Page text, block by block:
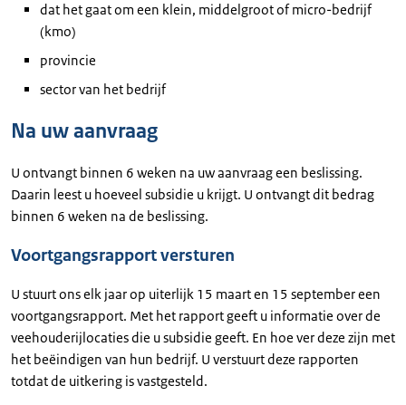
dat het gaat om een klein, middelgroot of micro-bedrijf
(kmo)
provincie
sector van het bedrijf
Na uw aanvraag
U ontvangt binnen 6 weken na uw aanvraag een beslissing.
Daarin leest u hoeveel subsidie u krijgt. U ontvangt dit bedrag
binnen 6 weken na de beslissing.
Voortgangsrapport versturen
U stuurt ons elk jaar op uiterlijk 15 maart en 15 september een
voortgangsrapport. Met het rapport geeft u informatie over de
veehouderijlocaties die u subsidie geeft. En hoe ver deze zijn met
het beëindigen van hun bedrijf. U verstuurt deze rapporten
totdat de uitkering is vastgesteld.